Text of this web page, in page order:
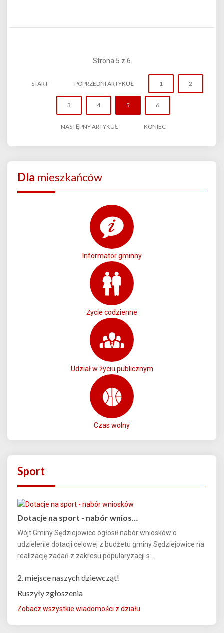
Strona 5 z 6
START POPRZEDNI ARTYKUŁ 1 2
3 4 5 6
NASTĘPNY ARTYKUŁ KONIEC
Dla mieszkańców
Informator gminny
Życie codzienne
Udział w życiu publicznym
Czas wolny
Sport
Dotacje na sport - nabór wnios…
Wójt Gminy Sędziejowice ogłosił nabór wniosków o
udzielenie dotacji celowej z budżetu gminy Sędziejowice na
realizację zadań z zakresu popularyzacji s...
2. miejsce naszych dziewcząt!
Ruszyły zgłoszenia
Zobacz wszystkie wiadomości z działu